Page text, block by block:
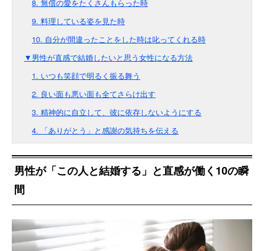
8. 無償の愛をたくさんもらった時
9. 料理している姿を見た時
10. 自分が間違ったことをした時は叱ってくれる時
▼男性が直感で結婚したいと思う女性になる方法
1. いつも笑顔で明るく振る舞う
2. 良い面も悪い面も全てさらけ出す
3. 精神的に自立して、彼に依存しないようにする
4. 「ありがとう」と感謝の気持ちを伝える
男性が「この人と結婚する」と直感が働く10の瞬
間